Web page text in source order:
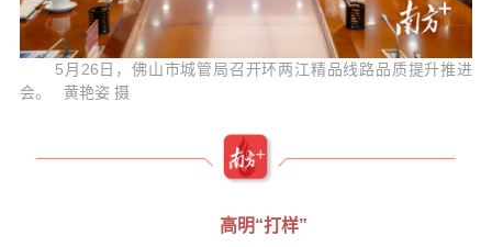
5月26日，佛山市城管局召开环两江精品线路品质提升推进
会。 黄艳姿 摄
高明“打样”